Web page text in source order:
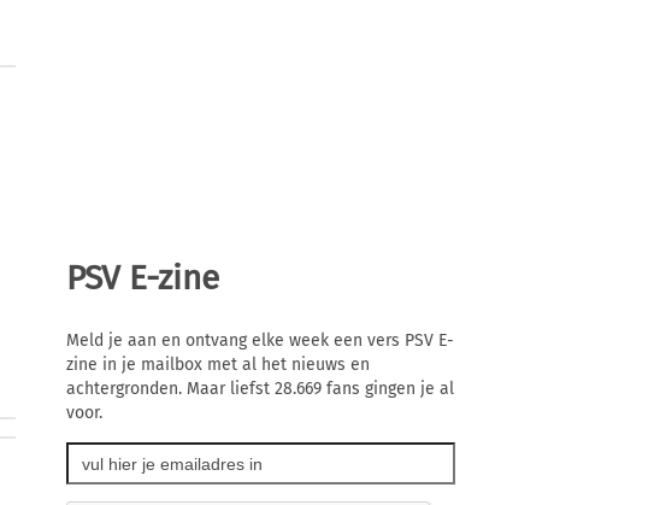
PSV E-zine
Meld je aan en ontvang elke week een vers PSV E-
zine in je mailbox met al het nieuws en
achtergronden. Maar liefst 28.669 fans gingen je al
voor.